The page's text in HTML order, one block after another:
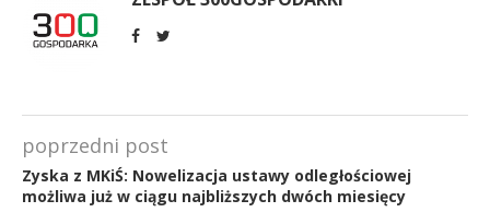
poprzedni post
Zyska z MKiŚ: Nowelizacja ustawy odległościowej
możliwa już w ciągu najbliższych dwóch miesięcy